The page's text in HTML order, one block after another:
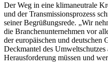
Der Weg in eine klimaneutrale
und der Transmissionsprozess
seiner Begrüßungsrede. „Wir
die Branchenunternehmen vor
der europäischen und deutschen
Deckmantel des Umweltschutzes
Herausforderung müssen und